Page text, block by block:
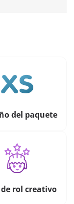
del paquete
de rol creativo